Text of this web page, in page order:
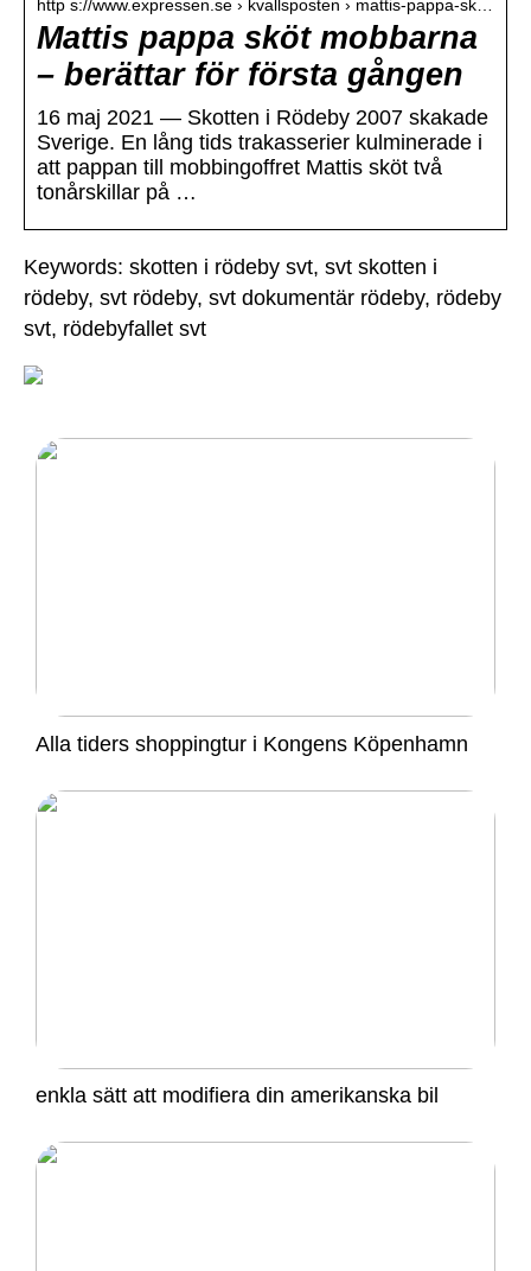
http s://www.expressen.se › kvallsposten › mattis-pappa-sk…
Mattis pappa sköt mobbarna
– berättar för första gången
16 maj 2021 — Skotten i Rödeby 2007 skakade
Sverige. En lång tids trakasserier kulminerade i
att pappan till mobbingoffret Mattis sköt två
tonårskillar på …
Keywords: skotten i rödeby svt, svt skotten i
rödeby, svt rödeby, svt dokumentär rödeby, rödeby
svt, rödebyfallet svt
Alla tiders shoppingtur i Kongens Köpenhamn
enkla sätt att modifiera din amerikanska bil